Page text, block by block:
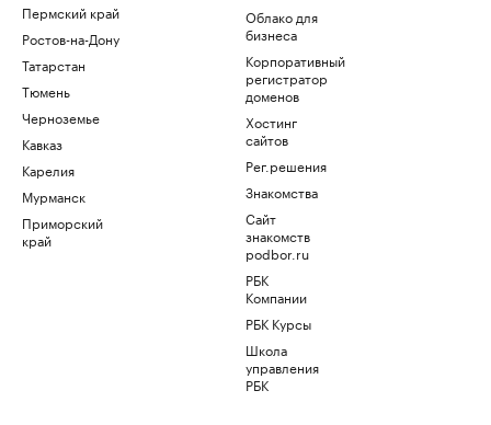
Пермский край
Ростов-на-Дону
Татарстан
Тюмень
Черноземье
Кавказ
Карелия
Мурманск
Приморский
край
Облако для
бизнеса
Корпоративный
регистратор
доменов
Хостинг
сайтов
Рег.решения
Знакомства
Сайт
знакомств
podbor.ru
РБК
Компании
РБК Курсы
Школа
управления
РБК